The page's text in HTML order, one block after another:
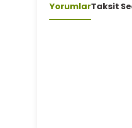
YorumlarTaksit